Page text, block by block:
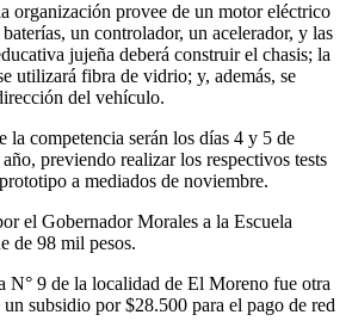
organización provee de un motor eléctrico
un controlador, un acelerador, y las
jujeña deberá construir el chasis; la
utilizará fibra de vidrio; y, además, se
del vehículo.
la competencia serán los días 4 y 5 de
previendo realizar los respectivos tests
a mediados de noviembre.
el Gobernador Morales a la Escuela
de 98 mil pesos.
N° 9 de la localidad de El Moreno fue otra
subsidio por $28.500 para el pago de red